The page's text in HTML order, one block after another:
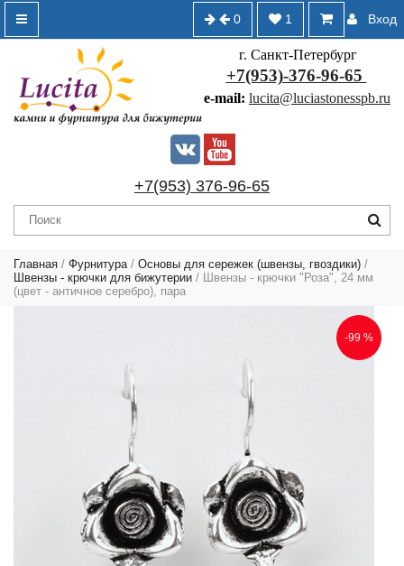
Вход
1
0
г. Санкт-Петербург
+7(953)-376-96-65
e-mail: lucita@luciastonesspb.ru
+7(953) 376-96-65
Главная / Фурнитура / Основы для сережек (швензы, гвоздики) /
Швензы - крючки для бижутерии / Швензы - крючки "Роза", 24 мм
(цвет - античное серебро), пара
-99 %